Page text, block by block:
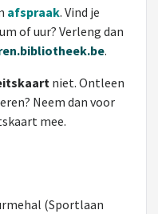
afspraak. Vind je
of uur? Verleng dan
.
niet. Ontleen
Neem dan voor
mee.
(Sportlaan